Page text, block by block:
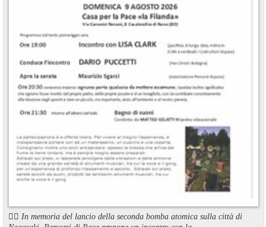
🏳️‍🌈 In memoria del lancio della seconda bomba atomica sulla città di